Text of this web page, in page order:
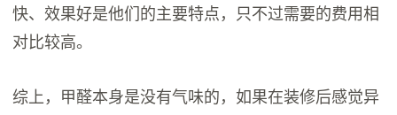
快、效果好是他们的主要特点，只不过需要的费用相
对比较高。
综上，甲醛本身是没有气味的，如果在装修后感觉异